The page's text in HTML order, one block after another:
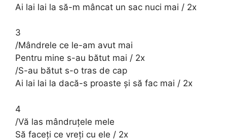
Ai lai lai la să-m mâncat un sac nuci mai / 2x
3
/Mândrele ce le-am avut mai
Pentru mine s-au bătut mai / 2x
/S-au bătut s-o tras de cap
Ai lai lai la dacă-s proaste și să fac mai / 2x
4
/Vă las mândruțele mele
Să faceți ce vreți cu ele / 2x